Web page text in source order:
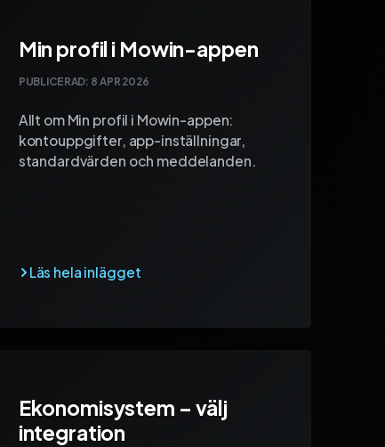
Min profil i Mowin-appen
PUBLICERAD: 8 APR 2026
Allt om Min profil i Mowin-appen:
kontouppgifter, app-inställningar,
standardvärden och meddelanden.
Ekonomisystem – välj
integration